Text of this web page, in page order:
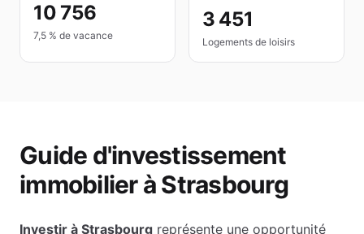
10 756
7,5 % de vacance
3 451
Logements de loisirs
Guide d'investissement
immobilier àStrasbourg
Investir à Strasbourg représente une opportunité